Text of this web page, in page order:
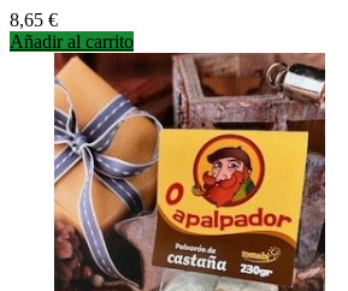
Precio
8,65 €
Añadir al carrito